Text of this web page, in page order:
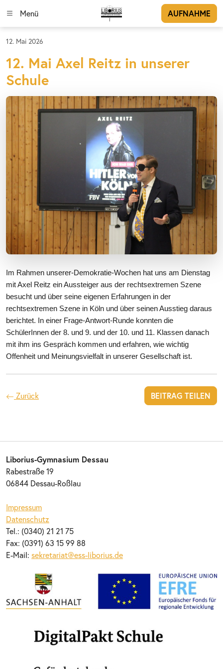
Menü AUFNAHME
12. Mai 2026
12. Mai Axel Reitz in unserer
Schule
Im Rahmen unserer-Demokratie-Wochen hat uns am Dienstag
mit Axel Reitz ein Aussteiger aus der rechtsextremen Szene
besucht und über seine eigenen Erfahrungen in der
rechtsextremen Szene in Köln und über seinen Ausstieg daraus
berichtet. In einer Frage-Antwort-Runde konnten die
SchülerInnen der 8. und 9. und der 10. und 11. Klassen danach
mit ihm ins Gespräch kommen und erfahren, wie wichtig
Offenheit und Meinungsvielfalt in unserer Gesellschaft ist.
Zurück BEITRAG TEILEN
Liborius-Gymnasium Dessau
Rabestraße 19
06844 Dessau-Roßlau
Impressum
Datenschutz
Tel.: (0340) 21 21 75
Fax: (0391) 63 15 99 88
E-Mail: sekretariat@ess-liborius.de